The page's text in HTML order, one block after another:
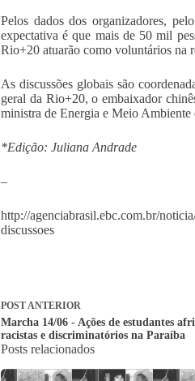
Pelos dados dos organizadores,
expectativa é que mais de 50 mil
Rio+20 atuarão como voluntários na
As discussões globais são
geral da Rio+20, o embaixador
ministra de Energia e Meio
*Edição: Juliana Andrade
–
http://agenciabrasil.ebc.com.br/
discussoes
POSTANTERIOR
Marcha 14/06 - Ações de estudantes
racistas e discriminatórios na Paraíba
Posts relacionados